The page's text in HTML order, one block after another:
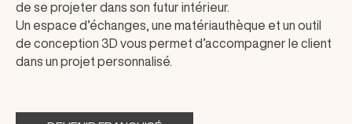
de se projeter dans son futur intérieur.
Un espace d’échanges, une matériauthèque et un outil
de conception 3D vous permet d’accompagner le client
dans un projet personnalisé.